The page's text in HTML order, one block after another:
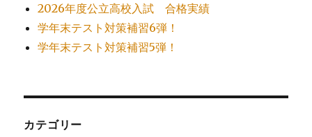
2026年度公立高校入試 合格実績
学年末テスト対策補習6弾！
学年末テスト対策補習5弾！
カテゴリー